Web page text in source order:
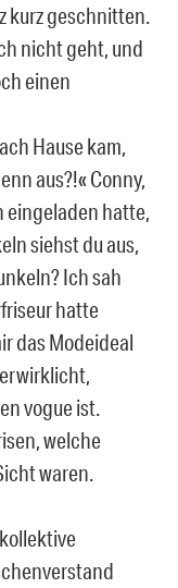
kurz geschnitten.
nicht geht, und
einen
Hause kam,
aus?!« Conny,
eingeladen hatte,
siehst du aus,
Ich sah
hatte
das Modeideal
vogue ist.
welche
waren.